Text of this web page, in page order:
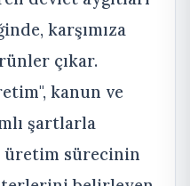
karşımıza
çıkar.
kanun ve
şartlarla
sürecinin